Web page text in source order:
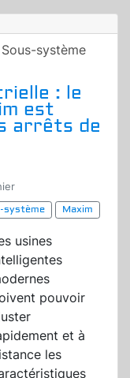
Sous-système
: le
est
arrêts de
système
Maxim
usines
pouvoir
et à
les